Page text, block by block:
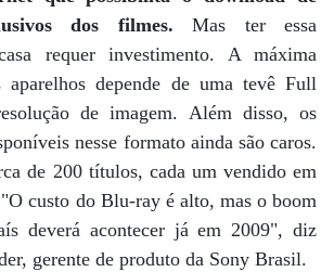
dos filmes. Mas ter essa
requer investimento. A máxima
aparelhos depende de uma tevê Full
de imagem. Além disso, os
nesse formato ainda são caros.
de 200 títulos, cada um vendido em
custo do Blu-ray é alto, mas o boom
deverá acontecer já em 2009", diz
gerente de produto da Sony Brasil.